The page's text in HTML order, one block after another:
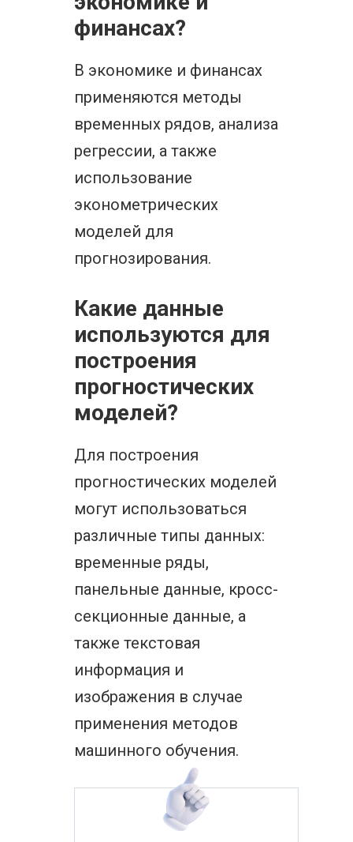
финансах?
В экономике и финансах
применяются методы
временных рядов, анализа
регрессии, а также
использование
эконометрических
моделей для
прогнозирования.
Какие данные
используются для
построения
прогностических
моделей?
Для построения
прогностических моделей
могут использоваться
различные типы данных:
временные ряды,
панельные данные, кросс-
секционные данные, а
также текстовая
информация и
изображения в случае
применения методов
машинного обучения.